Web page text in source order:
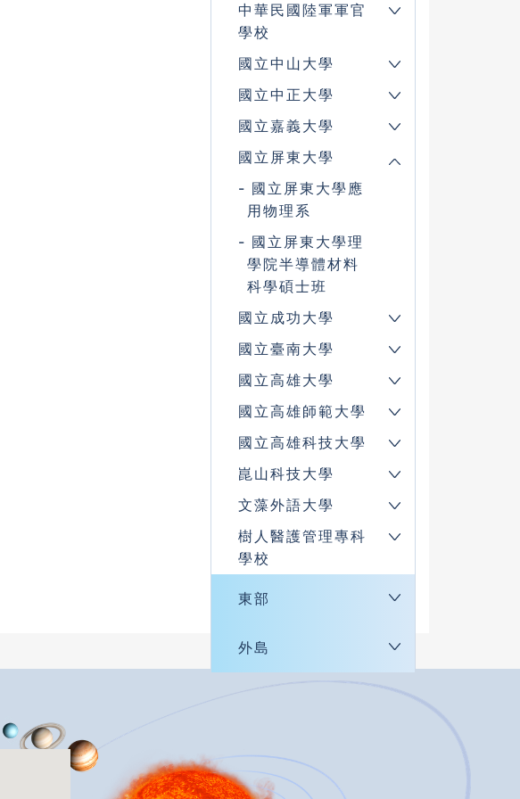
中華民國陸軍軍官
學校
國立中山大學
國立中正大學
國立嘉義大學
國立屏東大學
國立屏東大學應
用物理系
國立屏東大學理
學院半導體材料
科學碩士班
國立成功大學
國立臺南大學
國立高雄大學
國立高雄師範大學
國立高雄科技大學
崑山科技大學
文藻外語大學
樹人醫護管理專科
學校
東部
外島